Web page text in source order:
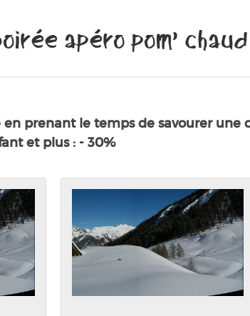
apéro pom’ chaud
prenant le temps de savourer une
et plus : - 30%